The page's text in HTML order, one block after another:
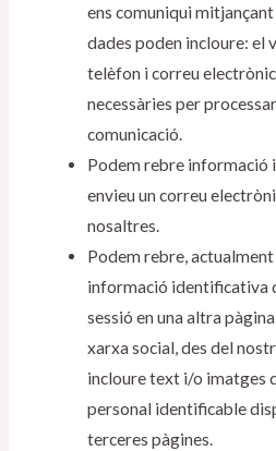
ens comuniqui
dades poden incloure: el
telèfon i correu electrònic
necessàries per
comunicació.
Podem rebre informació
envieu un correu
nosaltres.
Podem rebre,
informació identificativa
sessió en una altra
xarxa social, des del
incloure text i/o imatges
personal identificable
terceres pàgines.